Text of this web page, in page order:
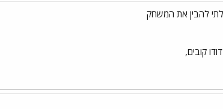
להבין את המשחק
קובים,